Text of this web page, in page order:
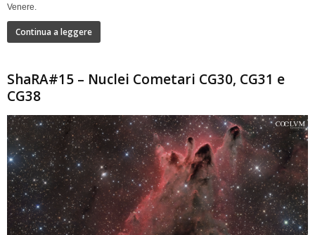
Venere.
Continua a leggere
ShaRA#15 – Nuclei Cometari CG30, CG31 e
CG38